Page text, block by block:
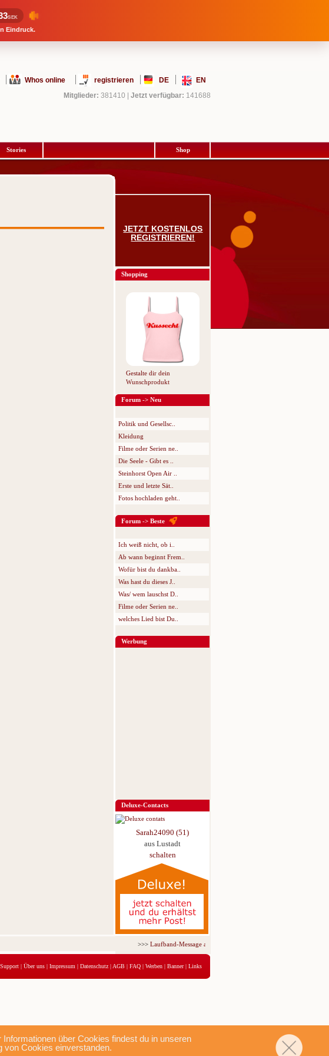
SEK
Eindruck.
über Cookies findest du in unseren
von Cookies einverstanden.
Whos online registrieren DE
EN
Mitglieder: 381410 Jetzt verfügbar: 141688
Stories Shop
JETZT KOSTENLOS
REGISTRIEREN!
Shopping
Gestalte dir dein
Wunschprodukt
Forum -> Neu
Politik und Gesellsc..
Kleidung
Filme oder Serien ne..
Die Seele - Gibt es ..
Steinhorst Open Air ..
Erste und letzte Sät..
Fotos hochladen geht..
Forum -> Beste
Ich weiß nicht, ob i..
Ab wann beginnt Frem..
Wofür bist du dankba..
Was hast du dieses J..
Was/ wem lauschst D..
Filme oder Serien ne..
welches Lied bist Du..
Werbung
Deluxe-Contacts
Sarah24090 (51)
aus Lustadt
schalten
>>>Laufband-Message ab nur 5,95 € für 3 Tage!
Support | Über uns | Impressum | Datenschutz | AGB | FAQ | Werben | Banner| Links